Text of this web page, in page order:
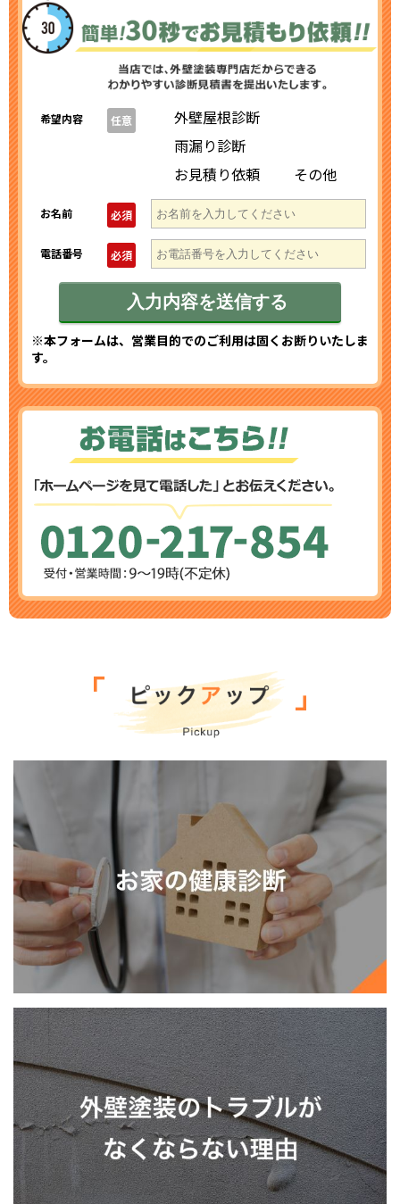
希望内容 任意
外壁屋根診断
雨漏り診断
お見積り依頼
その他
お名前 必須
電話番号 必須
※本フォームは、営業目的でのご利用は固くお断りいたしま
す。